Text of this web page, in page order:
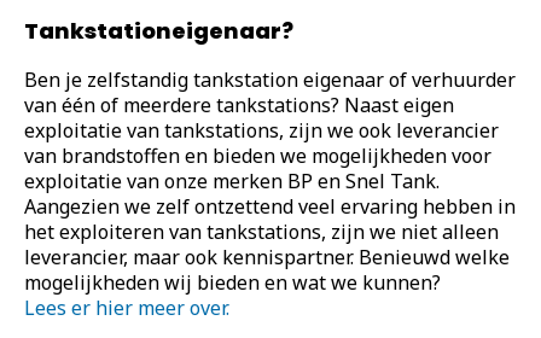
Snel Tank Eerbeek
Stuijvenburchstraat 26 Eerbeek, 6961 DR
0313 - 651 819
Richting
Snel Tank Epe
Padland 1a Epe, 8161TC
Richting
Tankstationeigenaar?
Ben je zelfstandig tankstation eigenaar of verhuurder
van één of meerdere tankstations? Naast eigen
exploitatie van tankstations, zijn we ook leverancier
van brandstoffen en bieden we mogelijkheden voor
exploitatie van onze merken BP en Snel Tank.
Aangezien we zelf ontzettend veel ervaring hebben in
het exploiteren van tankstations, zijn we niet alleen
leverancier, maar ook kennispartner. Benieuwd welke
mogelijkheden wij bieden en wat we kunnen?
Lees er hier meer over.